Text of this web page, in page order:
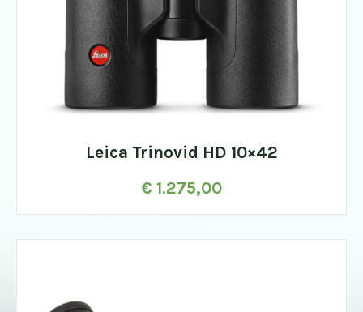
Leica Trinovid HD 10×42
€ 1.275,00